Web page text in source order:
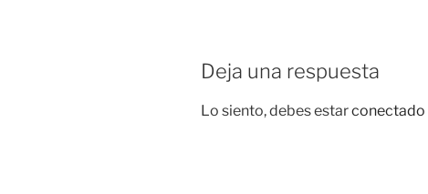
Deja una respuesta
Lo siento, debes estarconectado